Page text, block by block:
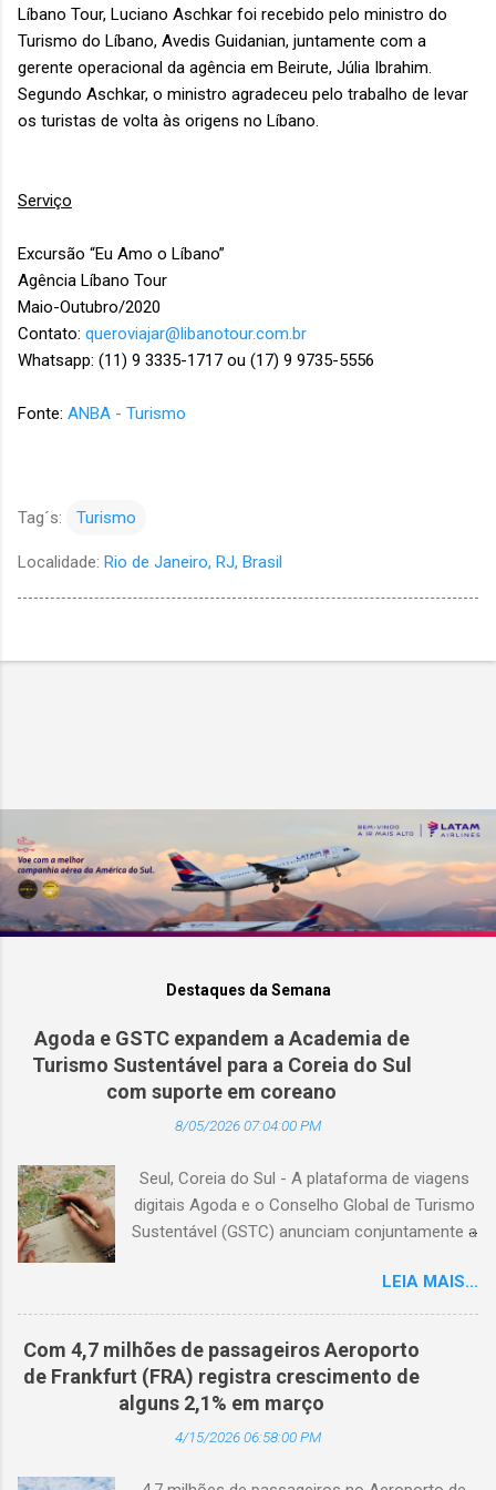
Líbano Tour, Luciano Aschkar foi recebido pelo ministro do
Turismo do Líbano, Avedis Guidanian, juntamente com a
gerente operacional da agência em Beirute, Júlia Ibrahim.
Segundo Aschkar, o ministro agradeceu pelo trabalho de levar
os turistas de volta às origens no Líbano.
Serviço
Excursão “Eu Amo o Líbano”
Agência Líbano Tour
Maio-Outubro/2020
Contato: queroviajar@libanotour.com.br
Whatsapp: (11) 9 3335-1717 ou (17) 9 9735-5556
Fonte: ANBA - Turismo
Tag´s: Turismo
Localidade: Rio de Janeiro, RJ, Brasil
Destaques da Semana
Agoda e GSTC expandem a Academia de
Turismo Sustentável para a Coreia do Sul
com suporte em coreano
8/05/2026 07:04:00 PM
Seul, Coreia do Sul - A plataforma de viagens
digitais Agoda e o Conselho Global de Turismo
Sustentável (GSTC) anunciam conjuntamente a
para a Coreia do Sul, com suporte completo
em coreano. (Arquivo © BlogTurS) Este marco
surge no momento em que a Academia celebra
seu primeiro aniversário e ultrapassa a marca
de 3.000 usuários cadastrados, dando
continuidade à sua missão de apoiar
profissionais da hotelaria em toda a região,
LEIA MAIS...
Com 4,7 milhões de passageiros Aeroporto
de Frankfurt (FRA) registra crescimento de
alguns 2,1% em março
4/15/2026 06:58:00 PM